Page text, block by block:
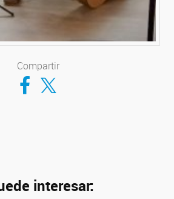
Compartir
Compartir en Facebook
Compartir en Twitter
interesar: